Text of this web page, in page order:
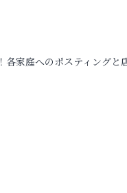
各家庭へのポスティングと